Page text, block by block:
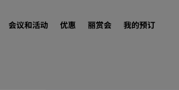
会议和活动 优惠 丽赏会 我的预订